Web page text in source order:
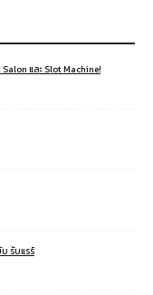
และ Slot Machine!
รับแรร์